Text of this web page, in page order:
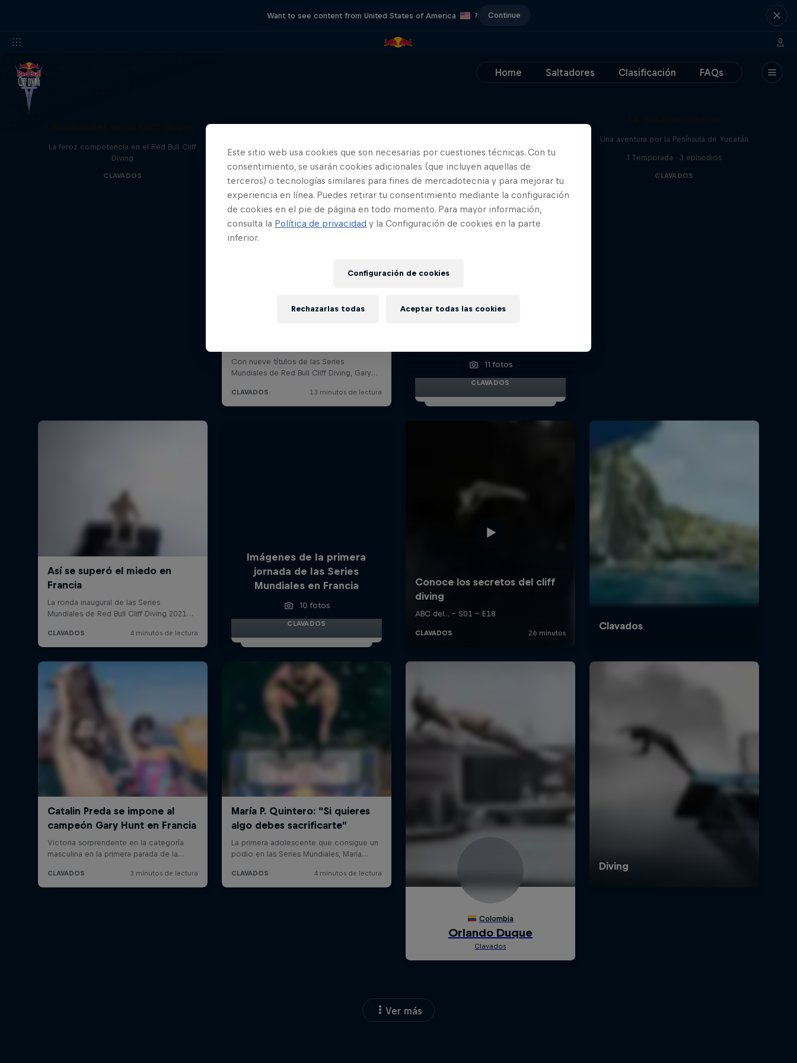
Want to see content from United States of America ? Continue
Home Saltadores Clasificación FAQs
La feroz competencia en el Red Bull Cliff
Diving
CLAVADOS
11 fotos
CLAVADOS
Una aventura por la Península de Yucatán
1 Temporada · 3 episodios
CLAVADOS
Imágenes de la primera
jornada de las Series
Mundiales en Francia
10 fotos
CLAVADOS
Ver más
Este sitio web usa cookies que son necesarias por cuestiones técnicas. Con tu
consentimiento, se usarán cookies adicionales (que incluyen aquellas de
terceros) o tecnologías similares para fines de mercadotecnia y para mejorar tu
experiencia en línea. Puedes retirar tu consentimiento mediante la configuración
de cookies en el pie de página en todo momento. Para mayor información,
consulta la Política de privacidad y la Configuración de cookies en la parte
inferior.
Configuración de cookies
Rechazarlas todas Aceptar todas las cookies